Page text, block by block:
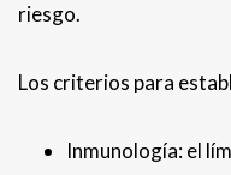
riesgo.
Los criterios para
Inmunología: el